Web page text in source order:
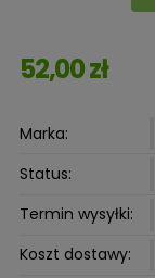
52,00 zł
Marka:
Status:
Termin wysyłki:
Koszt dostawy: